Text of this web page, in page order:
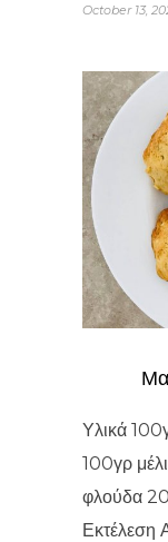
October 13,
Υλικά
100γρ
φλούδα
Εκτέλεση